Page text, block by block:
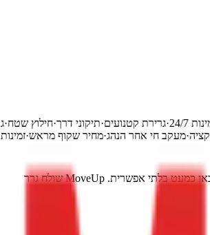
חילוץ תיקוני דרך· גרירת קטנועים· זמינות 24/7 · ·
מחיר שקוף מראש· מעקב חי אחר הנהג· ·
בתל אביב כל רכב תקוע הופך מהר לפקק שלם, בין אם נתקעתם בנתיבי איילון בשעת העומס או שהמנוע כבה בחניון תת-קרקעי בלב העיר. מציאת מקום להעמיד רכב מקולקל כאן כמעט בלתי אפשרית. MoveUp שולח גרר